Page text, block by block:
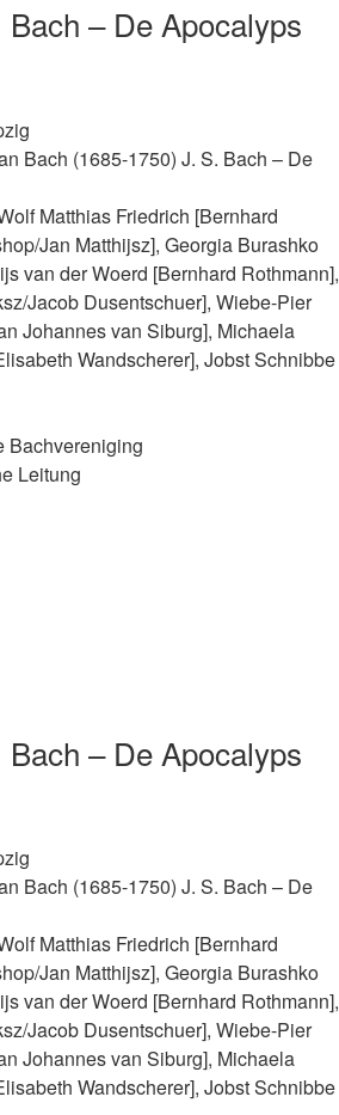
– De Apocalyps
Bach (1685-1750) J. S. Bach – De
Matthias Friedrich [Bernhard
Jan Matthijsz], Georgia Burashko
van der Woerd [Bernhard Rothmann],
Jacob Dusentschuer], Wiebe-Pier
Johannes van Siburg], Michaela
Wandscherer], Jobst Schnibbe
Bachvereniging
Leitung
– De Apocalyps
Bach (1685-1750) J. S. Bach – De
Matthias Friedrich [Bernhard
Jan Matthijsz], Georgia Burashko
van der Woerd [Bernhard Rothmann],
Jacob Dusentschuer], Wiebe-Pier
Johannes van Siburg], Michaela
Wandscherer], Jobst Schnibbe